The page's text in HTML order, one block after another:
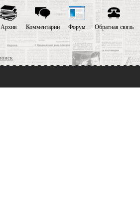
Архив Комментарии Форум Обратная связь